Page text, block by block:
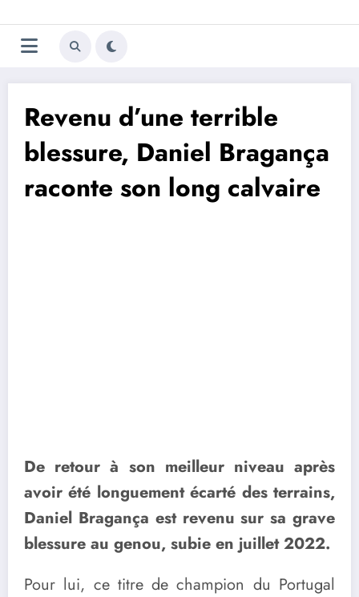
au
contenu
Trivela
L'actualité du football
Revenu d’une terrible
blessure, Daniel Bragança
raconte son long calvaire
De retour à son meilleur niveau après
avoir été longuement écarté des terrains,
Daniel Bragança est revenu sur sa grave
blessure au genou, subie en juillet 2022.
Pour lui, ce titre de champion du Portugal